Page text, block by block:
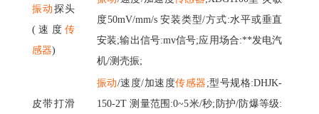
振动 探头
(速度传
感器)
度50mV/mm/s 安装类型/方式:水平或垂直
安装;输出信号:mv信号;应用场合:**发电汽
机/测壳振;
皮带打滑
振动/速度/加速度传感器 ;型号规格:DHJK-
150-2T 测量范围:0~5米/秒;防护/防爆等级: